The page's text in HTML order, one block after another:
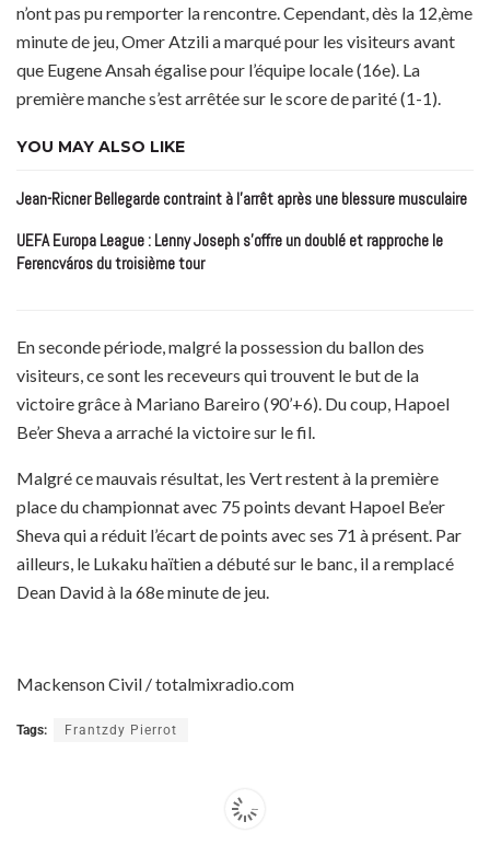
n’ont pas pu remporter la rencontre. Cependant, dès la 12,ème
minute de jeu, Omer Atzili a marqué pour les visiteurs avant
que Eugene Ansah égalise pour l’équipe locale (16e). La
première manche s’est arrêtée sur le score de parité (1-1).
YOU MAY ALSO LIKE
Jean-Ricner Bellegarde contraint à l’arrêt après une blessure musculaire
UEFA Europa League : Lenny Joseph s’offre un doublé et rapproche le
Ferencváros du troisième tour
En seconde période, malgré la possession du ballon des
visiteurs, ce sont les receveurs qui trouvent le but de la
victoire grâce à Mariano Bareiro (90’+6). Du coup, Hapoel
Be’er Sheva a arraché la victoire sur le fil.
Malgré ce mauvais résultat, les Vert restent à la première
place du championnat avec 75 points devant Hapoel Be’er
Sheva qui a réduit l’écart de points avec ses 71 à présent. Par
ailleurs, le Lukaku haïtien a débuté sur le banc, il a remplacé
Dean David à la 68e minute de jeu.
Mackenson Civil / totalmixradio.com
Tags: Frantzdy Pierrot